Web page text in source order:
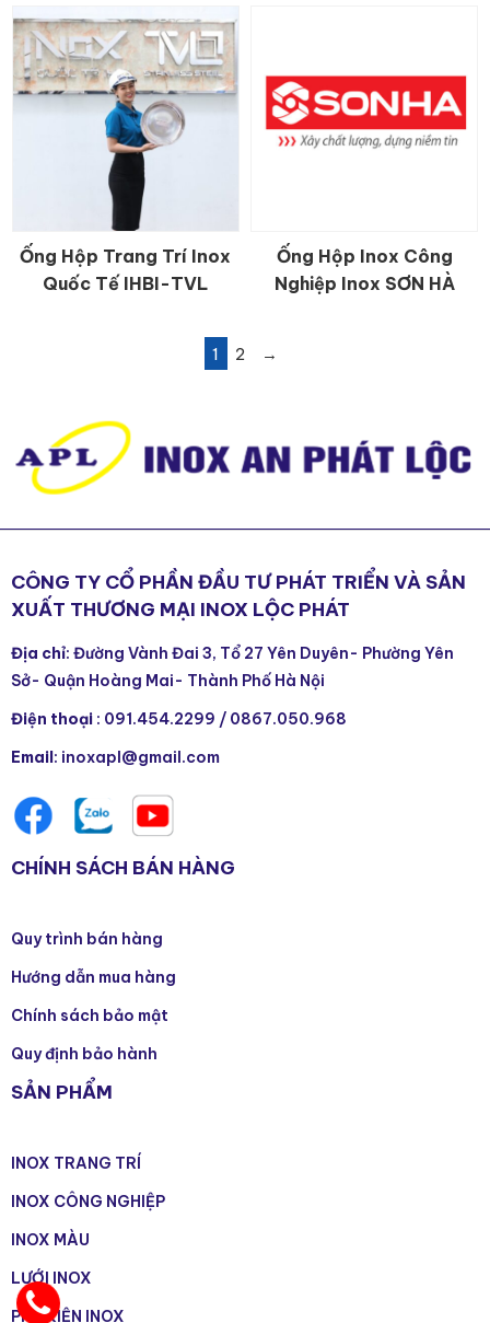
CHI TIẾT
Ống Hộp Trang Trí Inox
Quốc Tế IHBI-TVL
CHI TIẾT
Ống Hộp Inox Công
Nghiệp Inox SƠN HÀ
1 2 →
CÔNG TY CỔ PHẦN ĐẦU TƯ PHÁT TRIỂN VÀ SẢN
XUẤT THƯƠNG MẠI INOX LỘC PHÁT
Địa chỉ: Đường Vành Đai 3, Tổ 27 Yên Duyên- Phường Yên
Sở- Quận Hoàng Mai- Thành Phố Hà Nội
Điện thoại : 091.454.2299 / 0867.050.968
Email: inoxapl@gmail.com
CHÍNH SÁCH BÁN HÀNG
Quy trình bán hàng
Hướng dẫn mua hàng
Chính sách bảo mật
Quy định bảo hành
SẢN PHẨM
INOX TRANG TRÍ
INOX CÔNG NGHIỆP
INOX MÀU
LƯỚI INOX
PHỤ KIỆN INOX